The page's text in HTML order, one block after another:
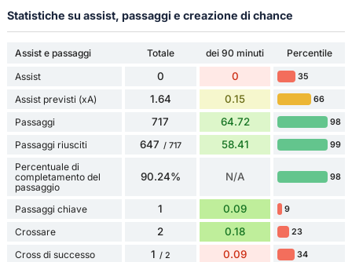
Statistiche su assist, passaggi e creazione di chance
Assist e passaggi Totale dei 90 minuti
Percentile
Assist
0 0 35
Assist previsti (xA) 1.64 0.15 66
Passaggi 717 64.72 98
Passaggi riusciti 647 / 717 58.41 99
Percentuale di
completamento del
passaggio
90.24% N/A 98
Passaggi chiave 1 0.09 9
Crossare 2 0.18 23
Cross di successo 1 / 2 0.09 34